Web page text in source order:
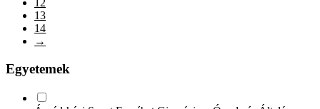
12
13
14
→
Egyetemek